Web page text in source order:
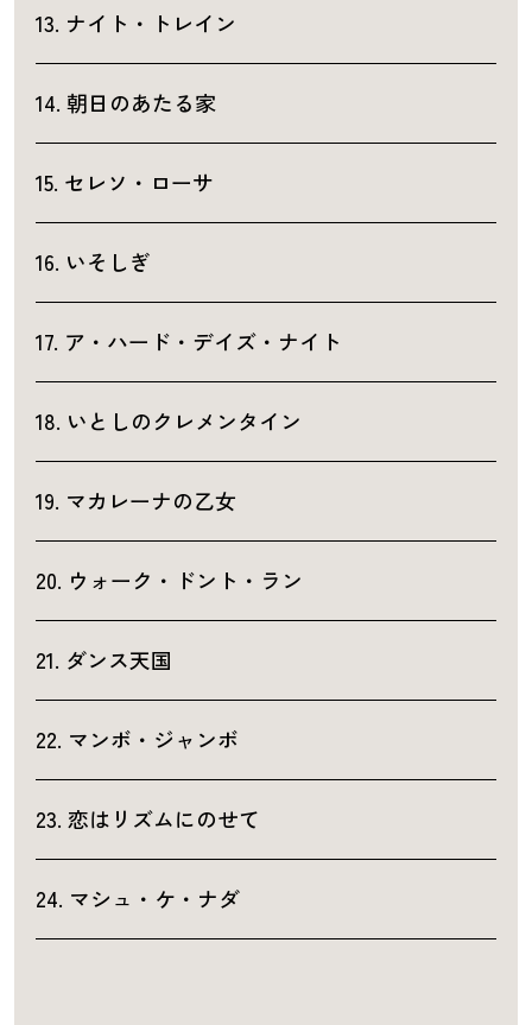
13. ナイト・トレイン
14. 朝日のあたる家
15. セレソ・ローサ
16. いそしぎ
17. ア・ハード・デイズ・ナイト
18. いとしのクレメンタイン
19. マカレーナの乙女
20. ウォーク・ドント・ラン
21. ダンス天国
22. マンボ・ジャンボ
23. 恋はリズムにのせて
24. マシュ・ケ・ナダ